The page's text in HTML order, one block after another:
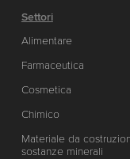
Settori
Alimentare
Farmaceutica
Cosmetica
Chimico
Materiale da
sostanze minerali